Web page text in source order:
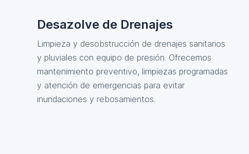
Desazolve de Drenajes
Limpieza y desobstrucción de drenajes sanitarios
y pluviales con equipo de presión. Ofrecemos
mantenimiento preventivo, limpiezas programadas
y atención de emergencias para evitar
inundaciones y rebosamientos.